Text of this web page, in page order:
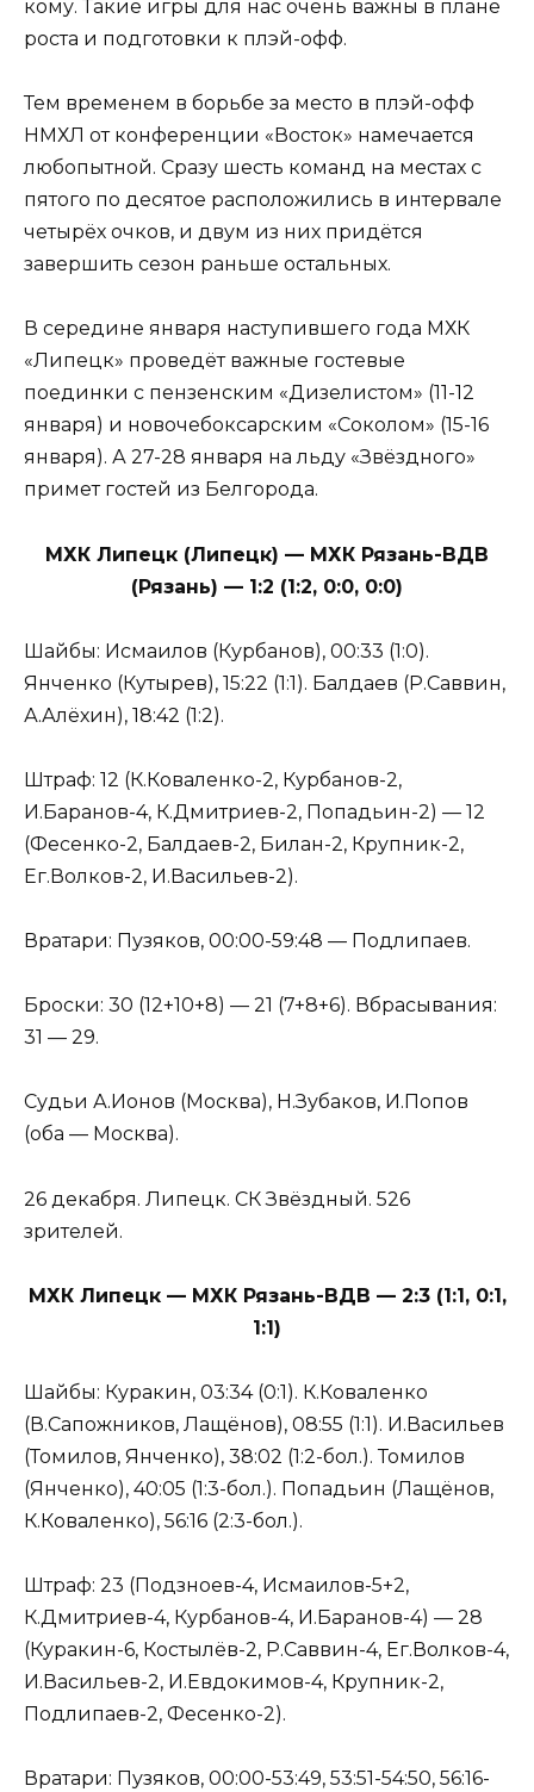
кому. Такие игры для нас очень важны в плане
роста и подготовки к плэй-офф.
Тем временем в борьбе за место в плэй-офф
НМХЛ от конференции «Восток» намечается
любопытной. Сразу шесть команд на местах с
пятого по десятое расположились в интервале
четырёх очков, и двум из них придётся
завершить сезон раньше остальных.
В середине января наступившего года МХК
«Липецк» проведёт важные гостевые
поединки с пензенским «Дизелистом» (11-12
января) и новочебоксарским «Соколом» (15-16
января). А 27-28 января на льду «Звёздного»
примет гостей из Белгорода.
МХК Липецк (Липецк) — МХК Рязань-ВДВ
(Рязань) — 1:2 (1:2, 0:0, 0:0)
Шайбы: Исмаилов (Курбанов), 00:33 (1:0).
Янченко (Кутырев), 15:22 (1:1). Балдаев (Р.Саввин,
А.Алёхин), 18:42 (1:2).
Штраф: 12 (К.Коваленко-2, Курбанов-2,
И.Баранов-4, К.Дмитриев-2, Попадьин-2) — 12
(Фесенко-2, Балдаев-2, Билан-2, Крупник-2,
Ег.Волков-2, И.Васильев-2).
Вратари: Пузяков, 00:00-59:48 — Подлипаев.
Броски: 30 (12+10+8) — 21 (7+8+6). Вбрасывания:
31 — 29.
Судьи А.Ионов (Москва), Н.Зубаков, И.Попов
(оба — Москва).
26 декабря. Липецк. СК Звёздный. 526
зрителей.
МХК Липецк — МХК Рязань-ВДВ — 2:3 (1:1, 0:1,
1:1)
Шайбы: Куракин, 03:34 (0:1). К.Коваленко
(В.Сапожников, Лащёнов), 08:55 (1:1). И.Васильев
(Томилов, Янченко), 38:02 (1:2-бол.). Томилов
(Янченко), 40:05 (1:3-бол.). Попадьин (Лащёнов,
К.Коваленко), 56:16 (2:3-бол.).
Штраф: 23 (Подзноев-4, Исмаилов-5+2,
К.Дмитриев-4, Курбанов-4, И.Баранов-4) — 28
(Куракин-6, Костылёв-2, Р.Саввин-4, Ег.Волков-4,
И.Васильев-2, И.Евдокимов-4, Крупник-2,
Подлипаев-2, Фесенко-2).
Вратари: Пузяков, 00:00-53:49, 53:51-54:50, 56:16-